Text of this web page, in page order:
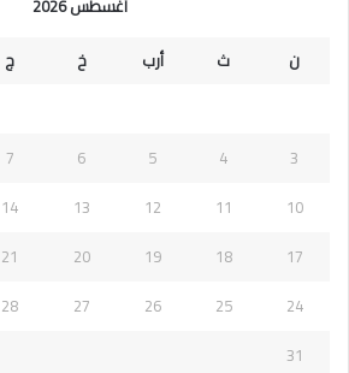
أغسطس 2026
ن
ث أرب خ ج
3
4
5
6
7
10
11
12
13
14
17
18
19
20
21
24
25
26
27
28
31